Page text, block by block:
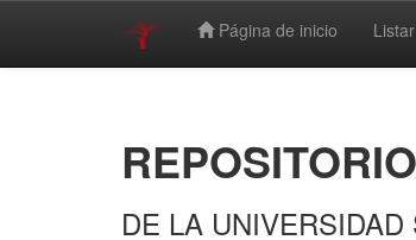
Página de inicio Listar
DE LA